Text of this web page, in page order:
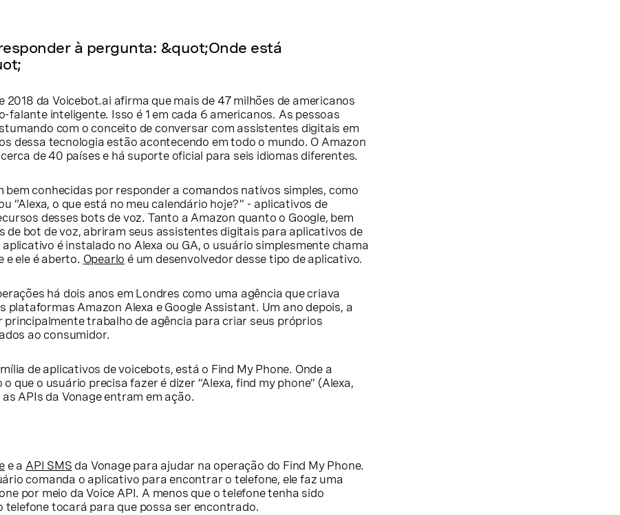
à pergunta: &quot;Onde está
2018 da Voicebot.ai afirma que mais de 47 milhões de americanos
falante inteligente. Isso é 1 em cada 6 americanos. As pessoas
com o conceito de conversar com assistentes digitais em
dessa tecnologia estão acontecendo em todo o mundo. O Amazon
de 40 países e há suporte oficial para seis idiomas diferentes.
bem conhecidas por responder a comandos nativos simples, como
“Alexa, o que está no meu calendário hoje?” - aplicativos de
desses bots de voz. Tanto a Amazon quanto o Google, bem
bot de voz, abriram seus assistentes digitais para aplicativos de
é instalado no Alexa ou GA, o usuário simplesmente chama
e ele é aberto. Opearlo é um desenvolvedor desse tipo de aplicativo.
há dois anos em Londres como uma agência que criava
plataformas Amazon Alexa e Google Assistant. Um ano depois, a
principalmente trabalho de agência para criar seus próprios
ao consumidor.
de aplicativos de voicebots, está o Find My Phone. Onde a
que o usuário precisa fazer é dizer “Alexa, find my phone” (Alexa,
APIs da Vonage entram em ação.
e aAPI SMS da Vonage para ajudar na operação do Find My Phone.
comanda o aplicativo para encontrar o telefone, ele faz uma
por meio da Voice API. A menos que o telefone tenha sido
telefone tocará para que possa ser encontrado.